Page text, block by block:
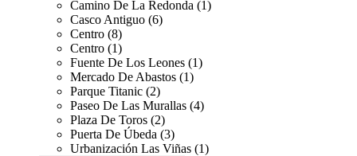
Camino De La Redonda (1)
Casco Antiguo (6)
Centro (8)
Centro (1)
Fuente De Los Leones (1)
Mercado De Abastos (1)
Parque Titanic (2)
Paseo De Las Murallas (4)
Plaza De Toros (2)
Puerta De Úbeda (3)
Urbanización Las Viñas (1)